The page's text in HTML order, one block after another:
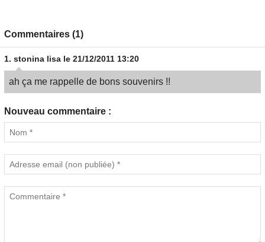
Commentaires (1)
1. stonina lisa le 21/12/2011 13:20
ah ça me rappelle de bons souvenirs !!
Nouveau commentaire :